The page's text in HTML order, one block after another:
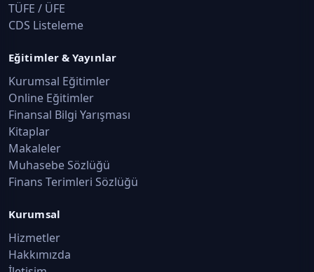
TÜFE / ÜFE
CDS Listeleme
Eğitimler & Yayınlar
Kurumsal Eğitimler
Online Eğitimler
Finansal Bilgi Yarışması
Kitaplar
Makaleler
Muhasebe Sözlüğü
Finans Terimleri Sözlüğü
Kurumsal
Hizmetler
Hakkımızda